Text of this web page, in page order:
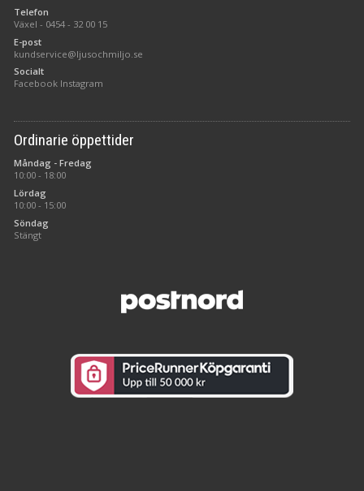
Telefon
Växel - 0454 - 32 00 15
E-post
kundservice@ljusochmiljo.se
Socialt
Facebook Instagram
Ordinarie öppettider
Måndag - Fredag
10:00 - 18:00
Lördag
10:00 - 15:00
Söndag
Stängt